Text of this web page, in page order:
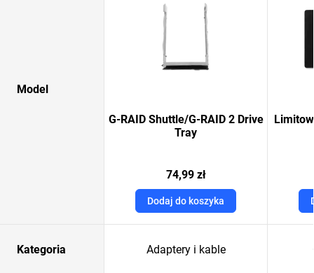
Model
G-RAID Shuttle/G-RAID 2 Drive
Tray
74,99 zł
Dodaj do koszyka
Kategoria Adaptery i kable